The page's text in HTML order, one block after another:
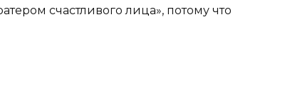
счастливого лица», потому что